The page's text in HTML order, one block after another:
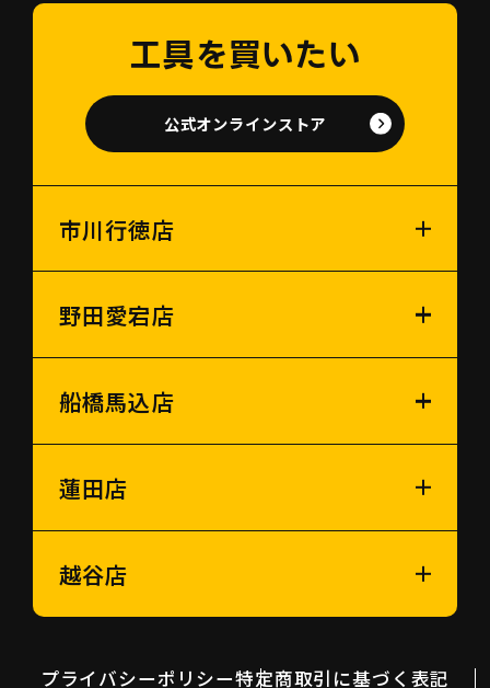
工具を買いたい
公式オンラインストア
市川行徳店
野田愛宕店
船橋馬込店
蓮田店
越谷店
プライバシーポリシー特定商取引に基づく表記